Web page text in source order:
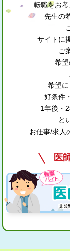
転職をお考
先生の
サイトに
ご
希望
希望に
好条件
1年後・
と
お仕事/求人
医